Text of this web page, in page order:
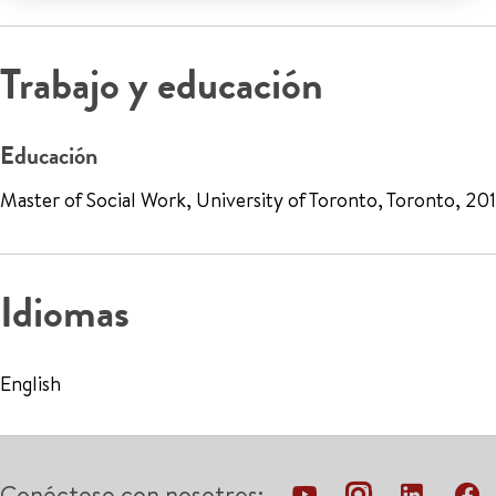
Trabajo y educación
Educación
Master of Social Work, University of Toronto, Toronto,
Idiomas
English